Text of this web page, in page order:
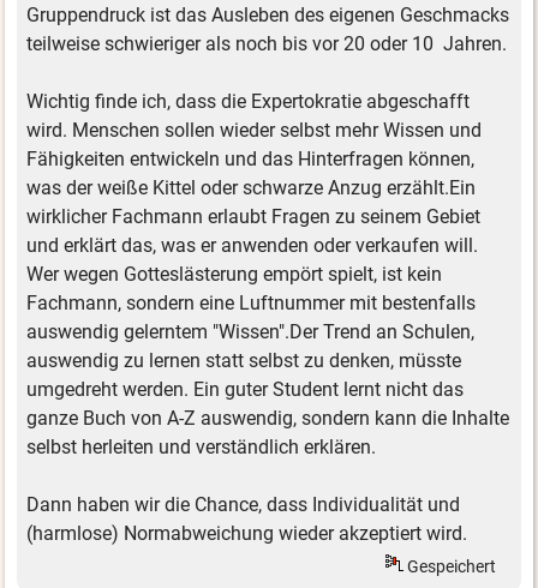
Gruppendruck ist das Ausleben des eigenen Geschmacks
teilweise schwieriger als noch bis vor 20 oder 10 Jahren.
Wichtig finde ich, dass die Expertokratie abgeschafft
wird. Menschen sollen wieder selbst mehr Wissen und
Fähigkeiten entwickeln und das Hinterfragen können,
was der weiße Kittel oder schwarze Anzug erzählt.Ein
wirklicher Fachmann erlaubt Fragen zu seinem Gebiet
und erklärt das, was er anwenden oder verkaufen will.
Wer wegen Gotteslästerung empört spielt, ist kein
Fachmann, sondern eine Luftnummer mit bestenfalls
auswendig gelerntem "Wissen".Der Trend an Schulen,
auswendig zu lernen statt selbst zu denken, müsste
umgedreht werden. Ein guter Student lernt nicht das
ganze Buch von A-Z auswendig, sondern kann die Inhalte
selbst herleiten und verständlich erklären.
Dann haben wir die Chance, dass Individualität und
(harmlose) Normabweichung wieder akzeptiert wird.
Gespeichert